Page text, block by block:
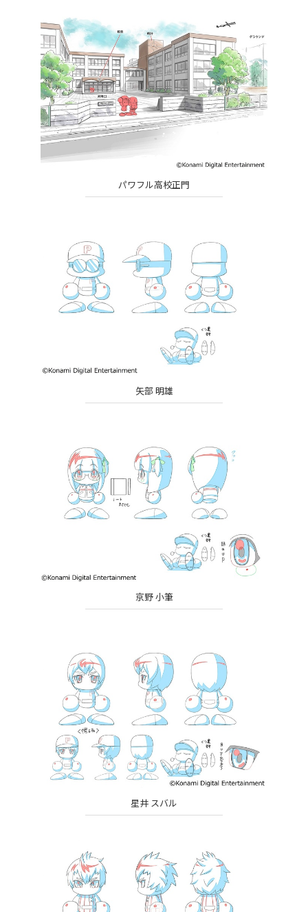
パワフル高校正門
矢部 明雄
京野 小筆
星井 スバル